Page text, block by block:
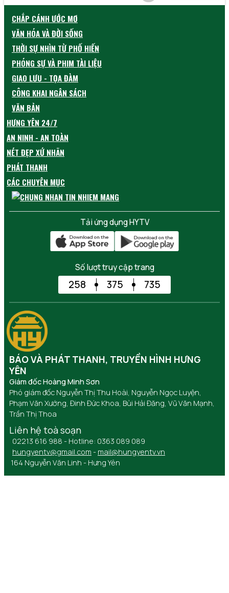
CHẮP CÁNH ƯỚC MƠ
VĂN HÓA VÀ ĐỜI SỐNG
THỜI SỰ NHÌN TỪ PHỐ HIẾN
PHÓNG SỰ VÀ PHIM TÀI LIỆU
GIAO LƯU - TỌA ĐÀM
CÔNG KHAI NGÂN SÁCH
VĂN BẢN
HƯNG YÊN 24/7
AN NINH - AN TOÀN
NÉT ĐẸP XỨ NHÃN
PHÁT THANH
CÁC CHUYÊN MỤC
Tải ứng dụng HYTV
Số lượt truy cập trang
258 375 735
BÁO VÀ PHÁT THANH, TRUYỀN HÌNH HƯNG
YÊN
Giám đốc Hoàng Minh Sơn
Phó giám đốc Nguyễn Thị Thu Hoài, Nguyễn Ngọc Luyện,
Phạm Văn Xướng, Đinh Đức Khoa, Bùi Hải Đăng, Vũ Văn Mạnh,
Trần Thị Thoa
Liên hệ toà soạn
02213 616 988 - Hotline: 0363 089 089
hungyentv@gmail.com - mail@hungyentv.vn
164 Nguyễn Văn Linh - Hưng Yên